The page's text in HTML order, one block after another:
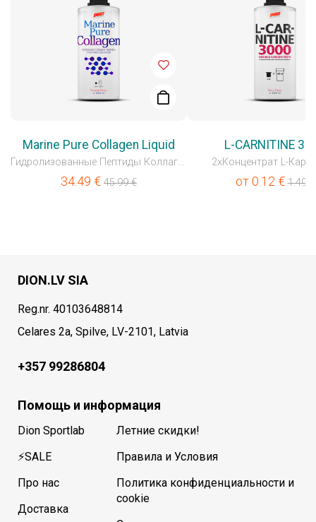
Marine Pure Collagen Liquid
Гидролизованные Пептиды Коллагена
34.49 € 45.99€
L-CARNITINE
2xКонцентрат L-
от0.12 €1.49
DION.LV SIA
Reg.nr. 40103648814
Celares 2a, Spilve, LV-2101, Latvia
+357 99286804
Помощь и информация
Dion Sportlab
⚡SALE
Про нас
Доставка
Летние скидки!
Правила и Условия
Политика конфиденциальности и
cookie